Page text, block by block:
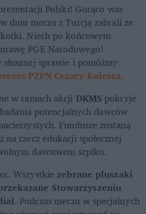
Polski! Gorąco was
dniu meczu z Turcją zabrali ze
Niech po końcowym
PGE Narodowego!
sprawie i pomóżmy
PZPN Cezary Kulesza.
w ramach akcji DKMS pokryje
potencjalnych dawców
Fundusze zostaną
rzecz edukacji społecznej
dawstwem szpiku.
Wszystkie zebrane pluszaki
Stowarzyszeniu
. Podczas meczu w specjalnych